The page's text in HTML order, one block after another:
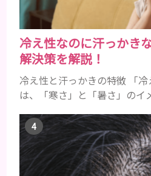
冷え性なのに汗っかき
解決策を解説！
冷え性と汗っかきの特徴 「冷
は、「寒さ」と「暑さ」のイ
冷え性とは 冷え性とは、本
ことのない温度であるにも
たように冷たくて辛いと感
「暖かい部屋にいるのに手足